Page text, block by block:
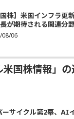
国株】米国インフラ
が期待される関連分
08/06
米国株情報」
ーサイクル第2幕、AI